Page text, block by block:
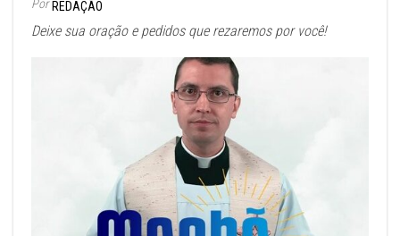
Por REDAÇÃO
Deixe sua oração e pedidos que rezaremos por você!